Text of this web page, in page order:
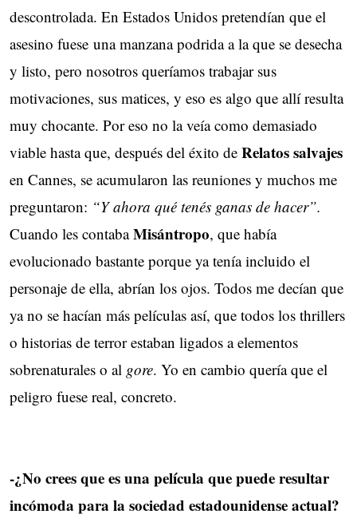
descontrolada. En Estados Unidos pretendían que el
asesino fuese una manzana podrida a la que se desecha
y listo, pero nosotros queríamos trabajar sus
motivaciones, sus matices, y eso es algo que allí resulta
muy chocante. Por eso no la veía como demasiado
viable hasta que, después del éxito de Relatos salvajes
en Cannes, se acumularon las reuniones y muchos me
preguntaron: “Y ahora qué tenés ganas de hacer”.
Cuando les contaba Misántropo, que había
evolucionado bastante porque ya tenía incluido el
personaje de ella, abrían los ojos. Todos me decían que
ya no se hacían más películas así, que todos los thrillers
o historias de terror estaban ligados a elementos
sobrenaturales o al gore. Yo en cambio quería que el
peligro fuese real, concreto.
-¿No crees que es una película que puede resultar
incómoda para la sociedad estadounidense actual?